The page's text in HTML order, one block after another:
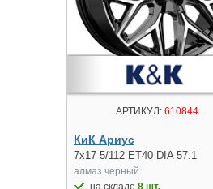
АРТИКУЛ:610844
КиК Ариус
7x17 5/112 ET40 DIA 57.1
алмаз чeрный
на складе 8 шт.